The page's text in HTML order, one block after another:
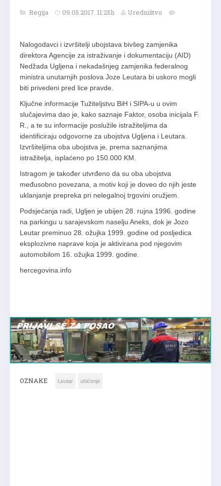
Regija 09.05.2017. 11:25h Uredništvo
Nalogodavci i izvršitelji ubojstava bivšeg zamjenika
direktora Agencije za istraživanje i dokumentaciju (AID)
Nedžada Ugljena i nekadašnjeg zamjenika federalnog
ministra unutarnjih poslova Joze Leutara bi uskoro mogli
biti privedeni pred lice pravde.
Ključne informacije Tužiteljstvu BiH i SIPA-u u ovim
slučajevima dao je, kako saznaje Faktor, osoba inicijala F.
R., a te su informacije poslužile istražiteljima da
identificiraju odgovorne za ubojstva Ugljena i Leutara.
Izvršiteljima oba ubojstva je, prema saznanjima
istražitelja, isplaćeno po 150.000 KM.
Istragom je također utvrđeno da su oba ubojstva
međusobno povezana, a motiv koji je doveo do njih jeste
uklanjanje prepreka pri nelegalnoj trgovini oružjem.
Podsjećanja radi, Ugljen je ubijen 28. rujna 1996. godine
na parkingu u sarajevskom naselju Aneks, dok je Jozo
Leutar preminuo 28. ožujka 1999. godine od posljedica
eksplozivne naprave koja je aktivirana pod njegovim
automobilom 16. ožujka 1999. godine.
hercegovina.info
OZNAKE Leutar uhićenje